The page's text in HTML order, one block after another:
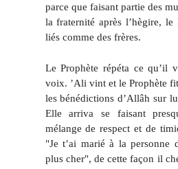
parce que faisant partie des
la fraternité après l’hègire,
liés comme des frères.
Le Prophète répéta ce qu’il
voix. ’Ali vint et le Prophète
les bénédictions d’Allâh sur
Elle arriva se faisant
mélange de respect et de
"Je t’ai marié à la personne
plus cher", de cette façon il